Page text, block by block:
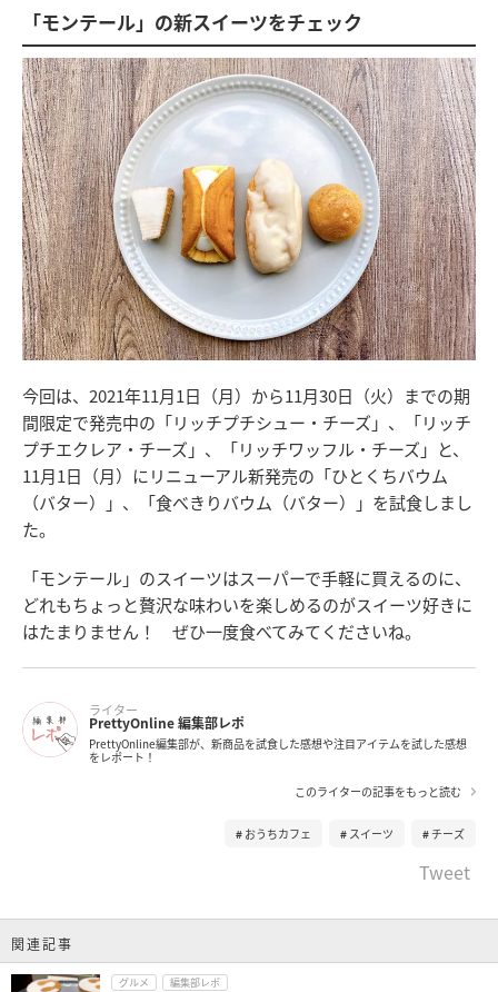
「モンテール」の新スイーツをチェック
今回は、2021年11月1日（月）から11月30日（火）までの期
間限定で発売中の「リッチプチシュー・チーズ」、「リッチ
プチエクレア・チーズ」、「リッチワッフル・チーズ」と、
11月1日（月）にリニューアル新発売の「ひとくちバウム
（バター）」、「食べきりバウム（バター）」を試食しまし
た。
「モンテール」のスイーツはスーパーで手軽に買えるのに、
どれもちょっと贅沢な味わいを楽しめるのがスイーツ好きに
はたまりません！ ぜひ一度食べてみてくださいね。
ライター
PrettyOnline 編集部レポ
PrettyOnline編集部が、新商品を試食した感想や注目アイテムを試した感想
をレポート！
このライターの記事をもっと読む
おうちカフェ スイーツ チーズ
Tweet
関連記事
グルメ 編集部レポ